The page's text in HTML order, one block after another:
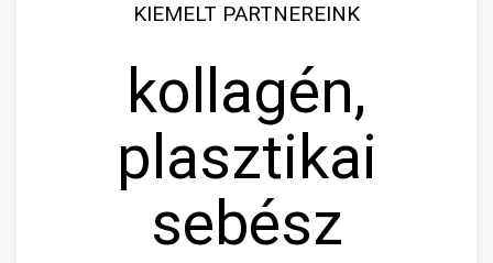
KIEMELT PARTNEREINK
kollagén,
plasztikai
sebész